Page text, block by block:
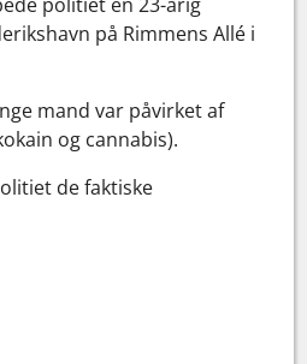
på Rimmens Allé i
mand var påvirket af
og cannabis).
de faktiske